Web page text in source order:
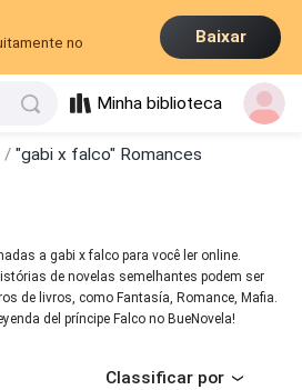
no
Baixar
Minha biblioteca
/"gabi x falco" Romances
a gabi x falco para você ler online.
de novelas semelhantes podem ser
de livros, como Fantasía, Romance, Mafia.
del príncipe Falco no BueNovela!
Classificar por